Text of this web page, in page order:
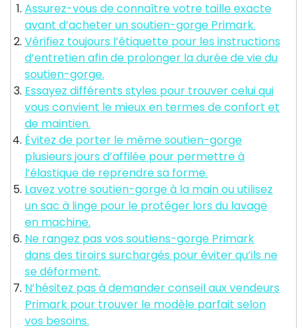
Assurez-vous de connaître votre taille exacte
avant d’acheter un soutien-gorge Primark.
Vérifiez toujours l’étiquette pour les instructions
d’entretien afin de prolonger la durée de vie du
soutien-gorge.
Essayez différents styles pour trouver celui qui
vous convient le mieux en termes de confort et
de maintien.
Évitez de porter le même soutien-gorge
plusieurs jours d’affilée pour permettre à
l’élastique de reprendre sa forme.
Lavez votre soutien-gorge à la main ou utilisez
un sac à linge pour le protéger lors du lavage
en machine.
Ne rangez pas vos soutiens-gorge Primark
dans des tiroirs surchargés pour éviter qu’ils ne
se déforment.
N’hésitez pas à demander conseil aux vendeurs
Primark pour trouver le modèle parfait selon
vos besoins.